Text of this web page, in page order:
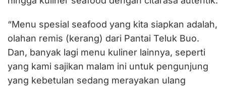
“Menu spesial seafood yang kita siapkan adalah,
olahan remis (kerang) dari Pantai Teluk Buo.
Dan, banyak lagi menu kuliner lainnya, seperti
yang kami sajikan malam ini untuk pengunjung
yang kebetulan sedang merayakan ulang